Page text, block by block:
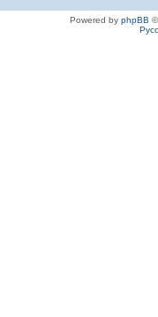
Powered by phpBB